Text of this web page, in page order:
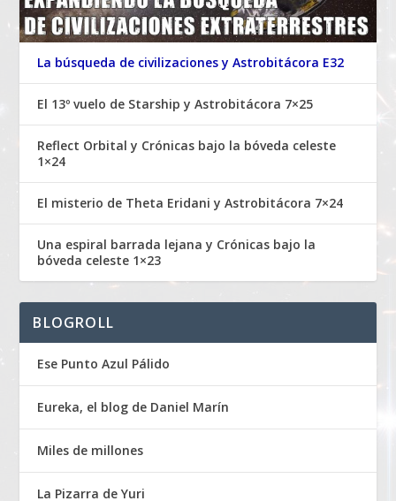
La búsqueda de civilizaciones y Astrobitácora E32
El 13º vuelo de Starship y Astrobitácora 7×25
Reflect Orbital y Crónicas bajo la bóveda celeste
1×24
El misterio de Theta Eridani y Astrobitácora 7×24
Una espiral barrada lejana y Crónicas bajo la
bóveda celeste 1×23
BLOGROLL
Ese Punto Azul Pálido
Eureka, el blog de Daniel Marín
Miles de millones
La Pizarra de Yuri